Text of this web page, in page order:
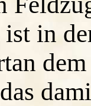
ist in